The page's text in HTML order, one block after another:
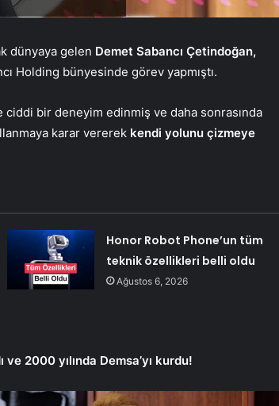
dünyaya gelen Demet Sabancı Çetindoğan,
Holding bünyesinde görev yapmıştı.
ciddi bir deneyim edinmiş ve daha sonrasında
karar vererek kendi yolunu çizmeye
Honor Robot Phone’un tüm
teknik özellikleri belli oldu
Ağustos 6, 2026
ve 2000 yılında Demsa’yı kurdu!